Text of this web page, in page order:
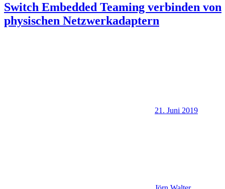
Switch Embedded Teaming verbinden von
physischen Netzwerkadaptern
21. Juni 2019